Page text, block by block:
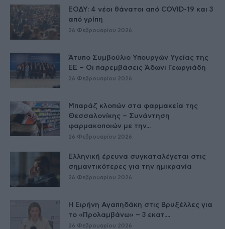
ΕΟΔΥ: 4 νέοι θάνατοι από COVID-19 και 3
από γρίπη
26 Φεβρουαρίου 2026
Άτυπο Συμβούλιο Υπουργών Υγείας της
ΕE – Οι παρεμβάσεις Άδωνι Γεωργιάδη
26 Φεβρουαρίου 2026
Μπαράζ κλοπών στα φαρμακεία της
Θεσσαλονίκης – Συνάντηση
φαρμακοποιών με την...
26 Φεβρουαρίου 2026
Ελληνική έρευνα συγκαταλέγεται στις
σημαντικότερες για την ημικρανία
26 Φεβρουαρίου 2026
Η Ειρήνη Αγαπηδάκη στις Βρυξέλλες για
το «Προλαμβάνω» – 3 εκατ....
26 Φεβρουαρίου 2026